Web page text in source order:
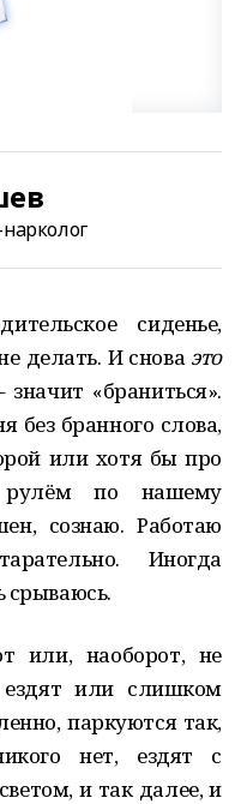
сиденье,
делать. И снова это
«браниться».
без бранного слова,
или хотя бы про
рулём по нашему
сознаю. Работаю
Иногда
срываюсь.
или, наоборот, не
или слишком
паркуются так,
нет, ездят с
и так далее, и